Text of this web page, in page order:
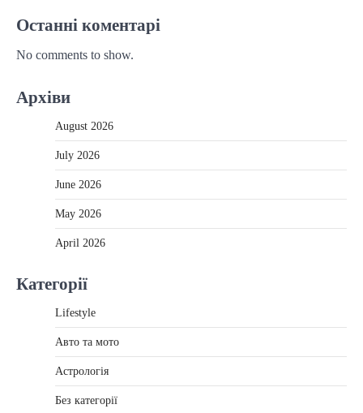
Останні коментарі
No comments to show.
Архіви
August 2026
July 2026
June 2026
May 2026
April 2026
Категорії
Lifestyle
Авто та мото
Астрологія
Без категорії